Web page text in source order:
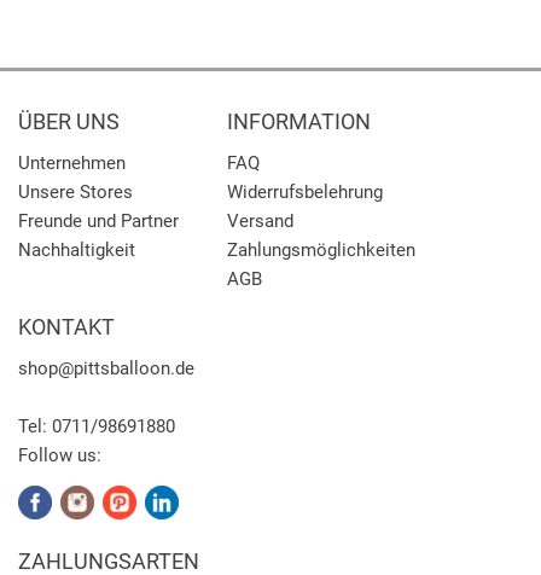
ÜBER UNS
Unternehmen
Unsere Stores
Freunde und Partner
Nachhaltigkeit
INFORMATION
FAQ
Widerrufsbelehrung
Versand
Zahlungsmöglichkeiten
AGB
KONTAKT
shop@pittsballoon.de
Tel: 0711/98691880
Follow us:
ZAHLUNGSARTEN